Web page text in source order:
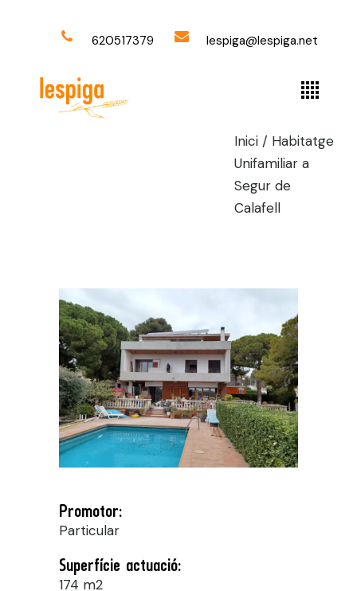
620517379 lespiga@lespiga.net
Inici / Habitatge
Unifamiliar a
Segur de
Calafell
Promotor:
Particular
Superfície actuació:
174 m2